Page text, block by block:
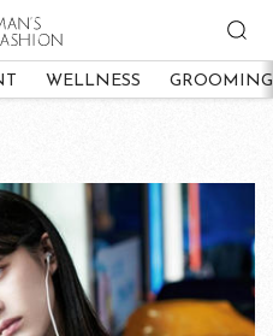
WELLNESS GROOMING